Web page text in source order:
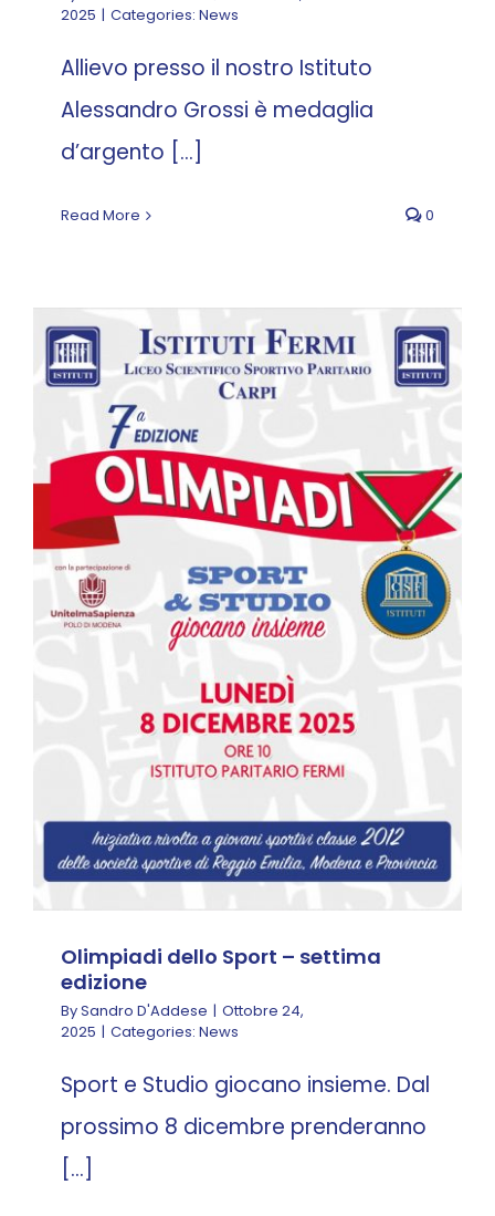
2025 | Categories: News
Allievo presso il nostro Istituto
Alessandro Grossi è medaglia
d’argento [...]
Read More 0
Olimpiadi dello Sport –
settima edizione
Olimpiadi dello Sport – settima
edizione
BySandro D'Addese | Ottobre 24,
2025 | Categories: News
Sport e Studio giocano insieme. Dal
prossimo 8 dicembre prenderanno
[...]